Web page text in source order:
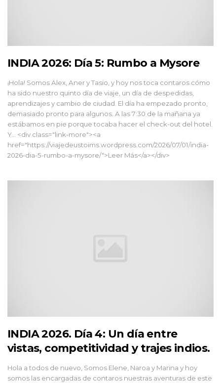
INDIA 2026: Día 5: Rumbo a Mysore
¡Hola! Somos Alex, Aner y Tasio, y hoy nos toca contaros cómo
ha sido nuestro quinto día de viaje, un día de despedidas,
aprendizajes y cambio de ciudad. El día ha empezado pronto,
demasiado pronto para algunos. A las 7:30 de la mañana ya
estábamos en pie porque tocaba hacer el check-out del hotel.
Y... <div class="link-more"><a
href="https://viajedeustoims.wordpress.com/2026/07/01/india-
2026-dia-5-rumbo-a-mysore/">Leer Más</a></div>
INDIA 2026. Día 4: Un día entre
vistas, competitividad y trajes indios.
Hola a todos de nuevo, Somos Elene, Naroa y Marina y hoy
somos las encargadas de contaros nuestras aventuras de este